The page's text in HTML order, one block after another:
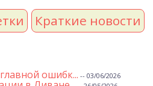
Краткие новости
ошибк... -- 03/06/2026